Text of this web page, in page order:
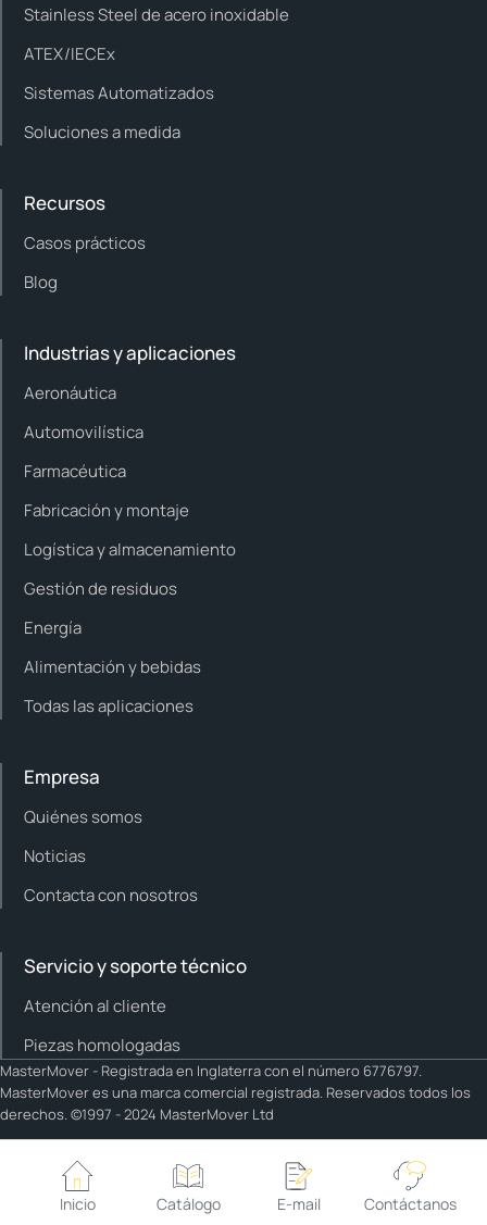
Inicio Catálogo E-mail Contáctanos
Stainless Steel de acero inoxidable
ATEX/IECEx
Sistemas Automatizados
Soluciones a medida
Recursos
Casos prácticos
Blog
Industrias y aplicaciones
Aeronáutica
Automovilística
Farmacéutica
Fabricación y montaje
Logística y almacenamiento
Gestión de residuos
Energía
Alimentación y bebidas
Todas las aplicaciones
Empresa
Quiénes somos
Noticias
Contacta con nosotros
Servicio y soporte técnico
Atención al cliente
Piezas homologadas
MasterMover - Registrada en Inglaterra con el número 6776797.
MasterMover es una marca comercial registrada. Reservados todos los
derechos. ©1997 - 2024 MasterMover Ltd
Cookie policy Privacy policy Política editorial
Cookie Settings